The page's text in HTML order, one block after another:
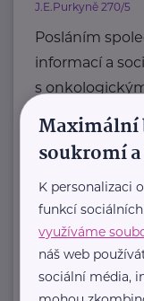
J.E.Purkyně 270/5
Posláním
informací a
s
onemocněním
https://
Bronzový partner
Asociace
Maximální
soukromí
K personalizaci
funkcí
využíváme
náš web
sociální média,